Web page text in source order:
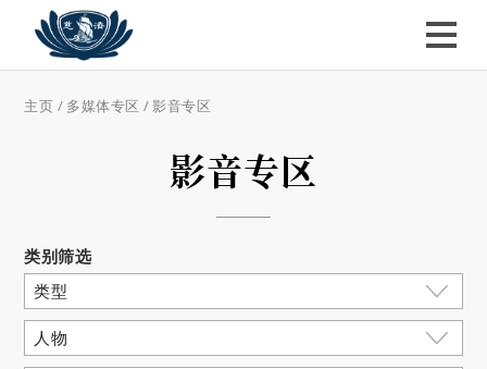
主页 / 多媒体专区 /影音专区
影音专区
类别筛选